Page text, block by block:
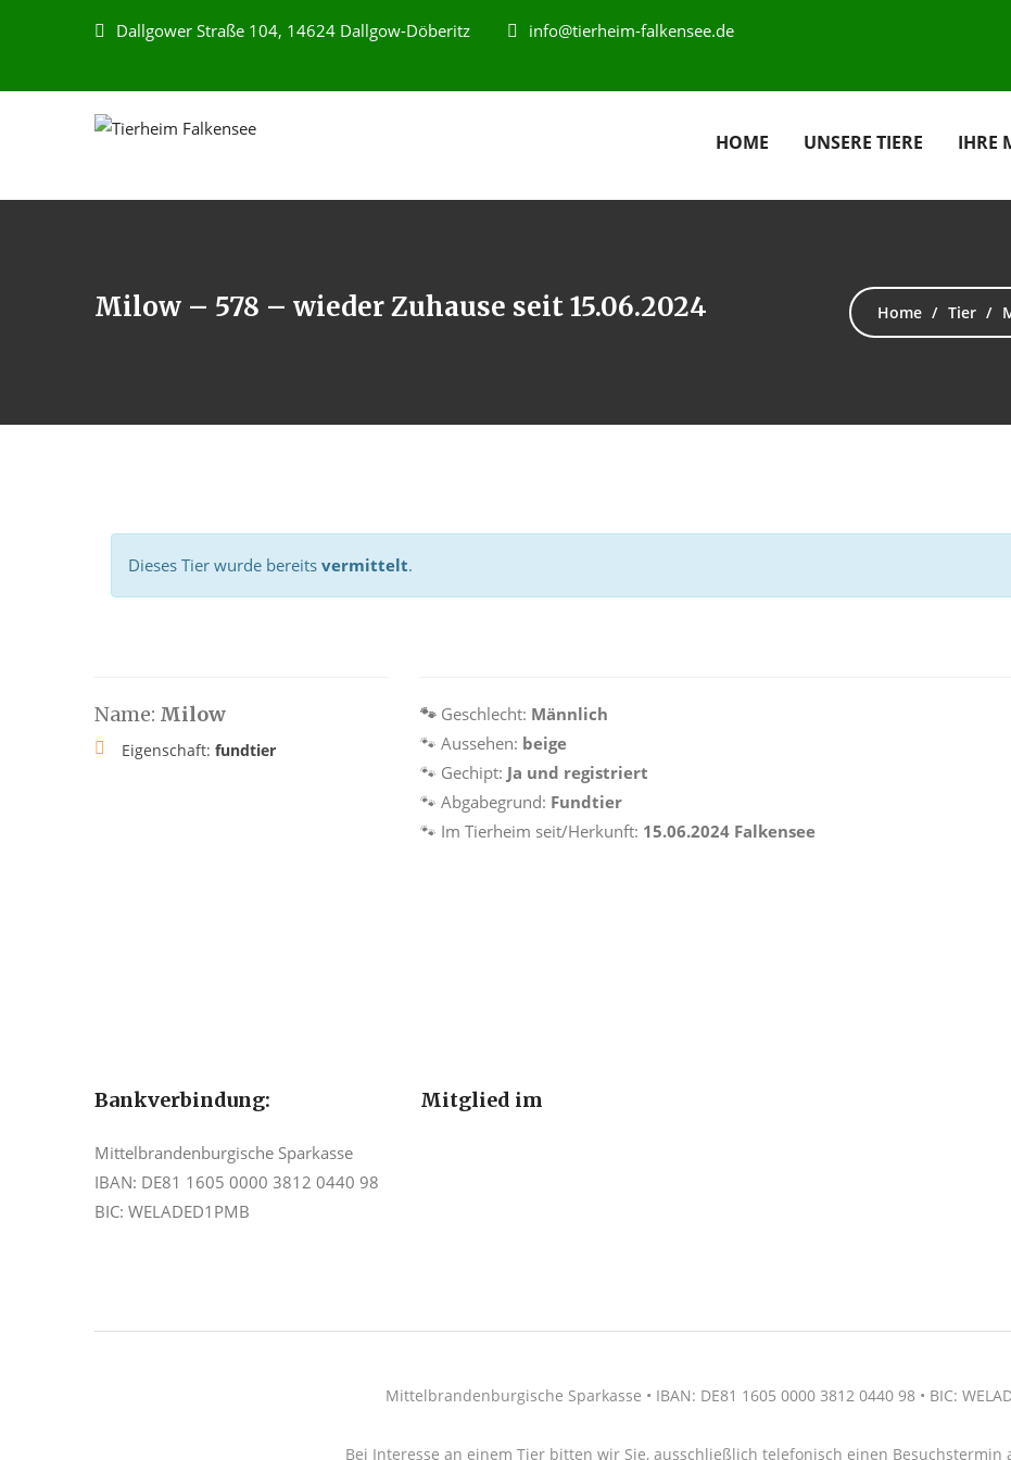
Dallgower Straße 104, 14624 Dallgow-Döberitz info@tierheim-falkensee.de
HOME UNSERE TIERE IHRE
Milow – 578 – wieder Zuhause seit 15.06.2024 Home Tier
Dieses Tier wurde bereits vermittelt.
Name: Milow
Eigenschaft: fundtier
🐾 Geschlecht: Männlich
🐾 Aussehen: beige
🐾 Gechipt: Ja und registriert
🐾 Abgabegrund: Fundtier
🐾 Im Tierheim seit/Herkunft: 15.06.2024 Falkensee
Bankverbindung:
Mittelbrandenburgische Sparkasse
IBAN: DE81 1605 0000 3812 0440 98
BIC: WELADED1PMB
Mitglied im
Mittelbrandenburgische Sparkasse • IBAN: DE81 1605 0000 3812 0440 98 • BIC:
Bei Interesse an einem Tier bitten wir Sie, ausschließlich telefonisch einen Besuchstermin